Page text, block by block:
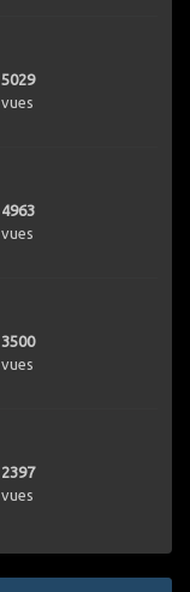
5029
vues
4963
vues
3500
vues
2397
vues